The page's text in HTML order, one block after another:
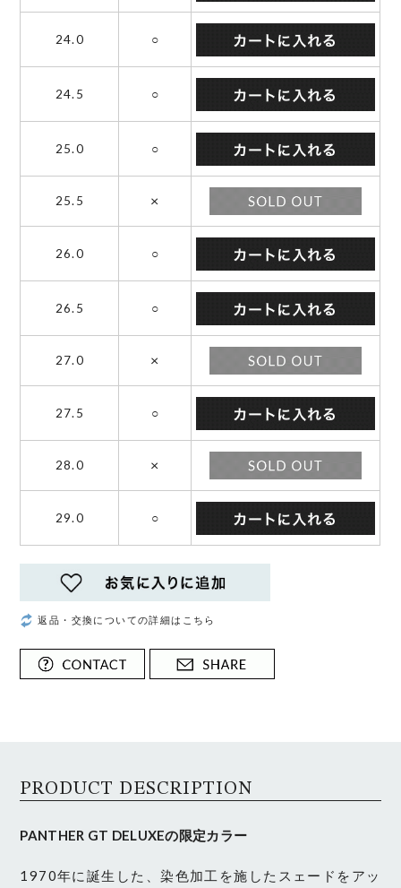
24.0 ○
24.5 ○
25.0 ○
25.5 ×
26.0 ○
26.5 ○
27.0 ×
27.5 ○
28.0 ×
29.0 ○
返品・交換についての詳細はこちら
PRODUCT DESCRIPTION
PANTHER GT DELUXEの限定カラー
1970年に誕生した、染色加工を施したスェードをアッ